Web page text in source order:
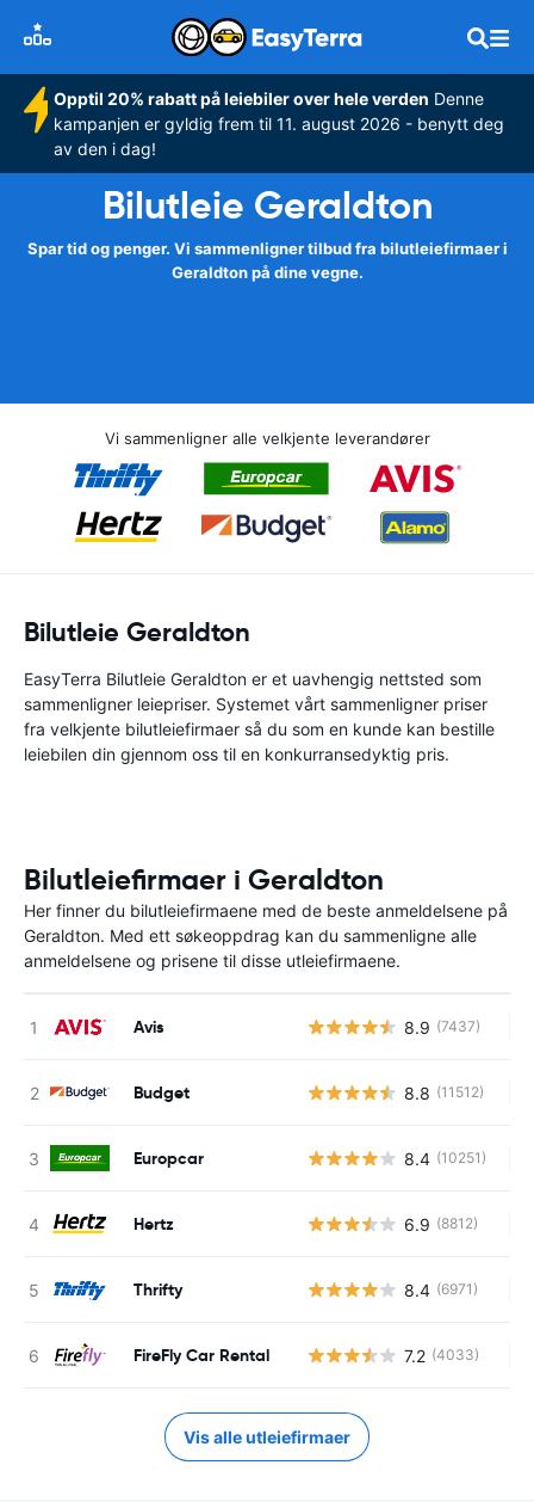
Opptil 20% rabatt på leiebiler over hele verden Denne
kampanjen er gyldig frem til 11. august 2026 - benytt deg
av den i dag!
Bilutleie Geraldton
Spar tid og penger. Vi sammenligner tilbud fra bilutleiefirmaer i
Geraldton på dine vegne.
Vi sammenligner alle velkjente leverandører
Bilutleie Geraldton
EasyTerra Bilutleie Geraldton er et uavhengig nettsted som
sammenligner leiepriser. Systemet vårt sammenligner priser
fra velkjente bilutleiefirmaer så du som en kunde kan bestille
leiebilen din gjennom oss til en konkurransedyktig pris.
Bilutleiefirmaer i Geraldton
Her finner du bilutleiefirmaene med de beste anmeldelsene på
Geraldton. Med ett søkeoppdrag kan du sammenligne alle
anmeldelsene og prisene til disse utleiefirmaene.
Avis 8.9 (7437)
Budget 8.8 (11512)
Europcar 8.4 (10251)
Hertz 6.9 (8812)
Thrifty 8.4 (6971)
FireFly Car Rental 7.2 (4033)
Vis alle utleiefirmaer